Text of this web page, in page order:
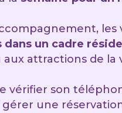
dans un cadre
attractions de la
vérifier son
une